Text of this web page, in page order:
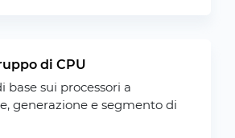
di CPU
base sui processori a
generazione e segmento di